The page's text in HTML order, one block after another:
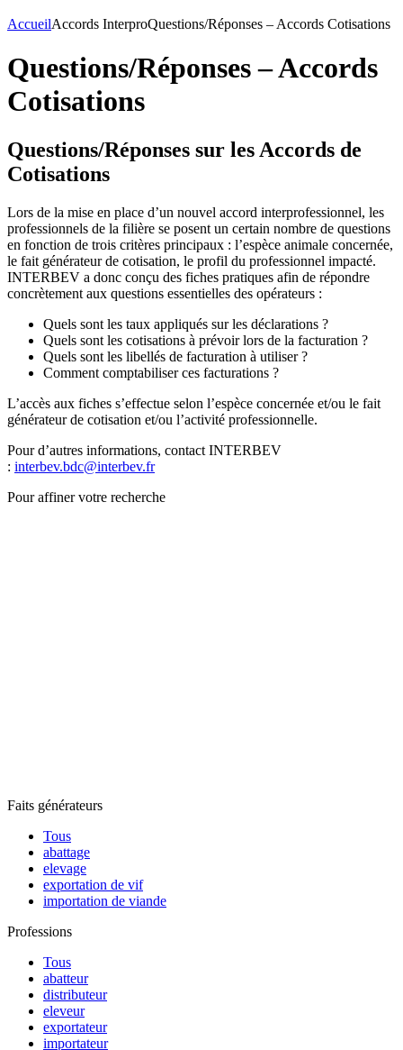
AccueilAccords InterproQuestions/Réponses – Accords Cotisations
Questions/Réponses – Accords
Cotisations
Questions/Réponses sur les Accords de
Cotisations
Lors de la mise en place d’un nouvel accord interprofessionnel, les
professionnels de la filière se posent un certain nombre de questions
en fonction de trois critères principaux : l’espèce animale concernée,
le fait générateur de cotisation, le profil du professionnel impacté.
INTERBEV a donc conçu des fiches pratiques afin de répondre
concrètement aux questions essentielles des opérateurs :
Quels sont les taux appliqués sur les déclarations ?
Quels sont les cotisations à prévoir lors de la facturation ?
Quels sont les libellés de facturation à utiliser ?
Comment comptabiliser ces facturations ?
L’accès aux fiches s’effectue selon l’espèce concernée et/ou le fait
générateur de cotisation et/ou l’activité professionnelle.
Pour d’autres informations, contact INTERBEV
: interbev.bdc@interbev.fr
Pour affiner votre recherche
Faits générateurs
Tous
abattage
elevage
exportation de vif
importation de viande
Professions
Tous
abatteur
distributeur
eleveur
exportateur
importateur